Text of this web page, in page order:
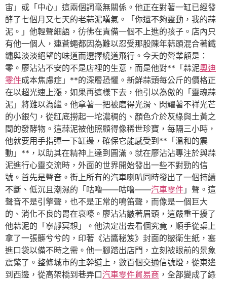
宙」或「中心」這兩個詞毫無關係。他正在對著一缸已經發
酵了七個月又七天的老蒜泥嘆氣。「你還不夠靈動，我的蒜
泥。」他輕聲細語，彷彿在責備一個不上進的孩子。店內只
有他一個人，連蒼蠅都因為難以忍受那股陳年蒜頭混合著鐵
鏽與淡淡絕望的味道而選擇繞道飛行。今天的營業額是：
零。廖沾沾不安的不是店裡的生意，而是他對**「蒜泥奧迪
零件成本焦慮症」**的深層恐懼。新鮮蒜頭每公斤的價格正
在以超光速上漲，如果再這樣下去，他引以為傲的「靈魂蒜
泥」將難以為繼。他拿著一把被磨得光滑、閃耀著不祥光芒
的小銀勺，從缸底撈起一坨濃稠的、顏色介於灰綠與土黃之
間的發酵物。這蒜泥被他照顧得像稀世珍寶，每隔三小時，
他就要用手指彈一下缸邊，確保它能感受到**「溫和的震
動」**，以助其在精神上達到圓滿。就在廖沾沾專注於與蒜
泥進行心靈交流時，外面的世界開始發出一些不對勁的信
號。首先是聲音。街上所有的汽車喇叭同時發出了一個持續
不斷、低沉且潮濕的「咕嚕——咕嚕——汽車零件 」聲。這
聲音不是引擎聲，也不是正常的鳴笛聲，而像是一個巨大
的、消化不良的胃在哀嚎。廖沾沾皺著眉頭，這嚴重干擾了
他蒜泥的「寧靜冥想」。他決定出去看個究竟，順手從桌上
拿了一張髒兮兮的，印著《沾醬秘笈》封面的皺衛生紙，塞
進口袋以備不時之需。他一腳踏出店門，立刻被眼前的景象
震驚了。整條城市的主幹道上，數百個交通信號燈，從東邊
到西邊，從高架橋到巷弄口汽車零件貿易商 ，全部變成了綠